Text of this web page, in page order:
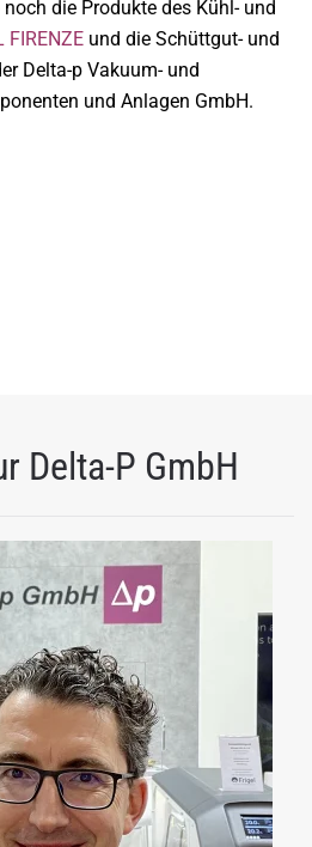
die Produkte des Kühl- und
FIRENZE und die Schüttgut- und
Delta-p Vakuum- und
und Anlagen GmbH.
Delta-P GmbH